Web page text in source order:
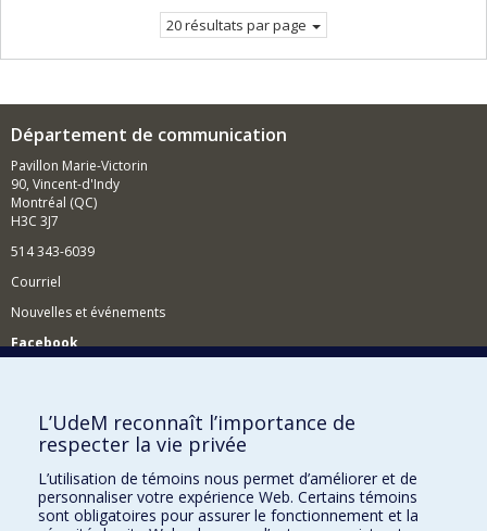
20 résultats par page
Département de communication
Pavillon Marie-Victorin
90, Vincent-d'Indy
Montréal (QC)
H3C 3J7
514 343-6039
Courriel
Nouvelles et événements
Facebook
Comment soutenir le Département?
BESOIN D'AIDE?
Plan du site
Signaler une erreur
L’UdeM reconnaît l’importance de
respecter la vie privée
L’utilisation de témoins nous permet d’améliorer et de
personnaliser votre expérience Web. Certains témoins
sont obligatoires pour assurer le fonctionnement et la